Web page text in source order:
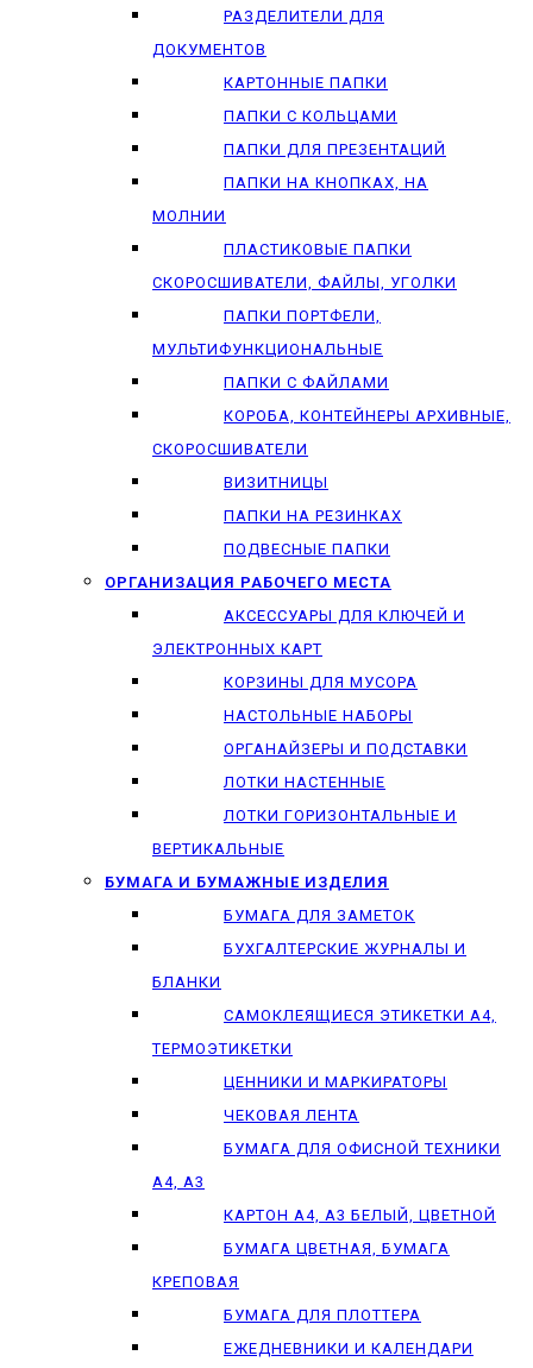
РАЗДЕЛИТЕЛИ ДЛЯ
ДОКУМЕНТОВ
КАРТОННЫЕ ПАПКИ
ПАПКИ С КОЛЬЦАМИ
ПАПКИ ДЛЯ ПРЕЗЕНТАЦИЙ
ПАПКИ НА КНОПКАХ, НА
МОЛНИИ
ПЛАСТИКОВЫЕ ПАПКИ
СКОРОСШИВАТЕЛИ, ФАЙЛЫ, УГОЛКИ
ПАПКИ ПОРТФЕЛИ,
МУЛЬТИФУНКЦИОНАЛЬНЫЕ
ПАПКИ С ФАЙЛАМИ
КОРОБА, КОНТЕЙНЕРЫ АРХИВНЫЕ,
СКОРОСШИВАТЕЛИ
ВИЗИТНИЦЫ
ПАПКИ НА РЕЗИНКАХ
ПОДВЕСНЫЕ ПАПКИ
ОРГАНИЗАЦИЯ РАБОЧЕГО МЕСТА
АКСЕССУАРЫ ДЛЯ КЛЮЧЕЙ И
ЭЛЕКТРОННЫХ КАРТ
КОРЗИНЫ ДЛЯ МУСОРА
НАСТОЛЬНЫЕ НАБОРЫ
ОРГАНАЙЗЕРЫ И ПОДСТАВКИ
ЛОТКИ НАСТЕННЫЕ
ЛОТКИ ГОРИЗОНТАЛЬНЫЕ И
ВЕРТИКАЛЬНЫЕ
БУМАГА И БУМАЖНЫЕ ИЗДЕЛИЯ
БУМАГА ДЛЯ ЗАМЕТОК
БУХГАЛТЕРСКИЕ ЖУРНАЛЫ И
БЛАНКИ
САМОКЛЕЯЩИЕСЯ ЭТИКЕТКИ А4,
ТЕРМОЭТИКЕТКИ
ЦЕННИКИ И МАРКИРАТОРЫ
ЧЕКОВАЯ ЛЕНТА
БУМАГА ДЛЯ ОФИСНОЙ ТЕХНИКИ
А4, А3
КАРТОН А4, А3 БЕЛЫЙ, ЦВЕТНОЙ
БУМАГА ЦВЕТНАЯ, БУМАГА
КРЕПОВАЯ
БУМАГА ДЛЯ ПЛОТТЕРА
ЕЖЕДНЕВНИКИ И КАЛЕНДАРИ